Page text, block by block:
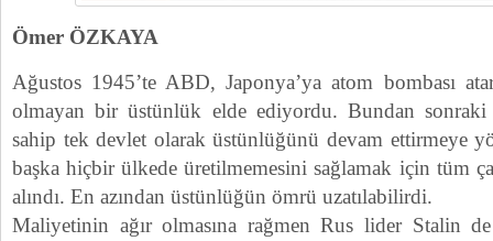
Ömer ÖZKAYA
Ağustos 1945’te ABD, Japonya’ya atom bombası
olmayan bir üstünlük elde ediyordu. Bundan sonraki
sahip tek devlet olarak üstünlüğünü devam ettirmeye
başka hiçbir ülkede üretilmemesini sağlamak için tüm
alındı. En azından üstünlüğün ömrü uzatılabilirdi.
Maliyetinin ağır olmasına rağmen Rus lider Stalin